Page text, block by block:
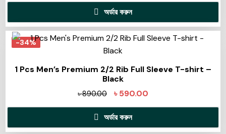
অর্ডার করুন
-34%
1 Pcs Men’s Premium 2/2 Rib Full Sleeve T-shirt –
Black
৳890.00 ৳590.00
অর্ডার করুন